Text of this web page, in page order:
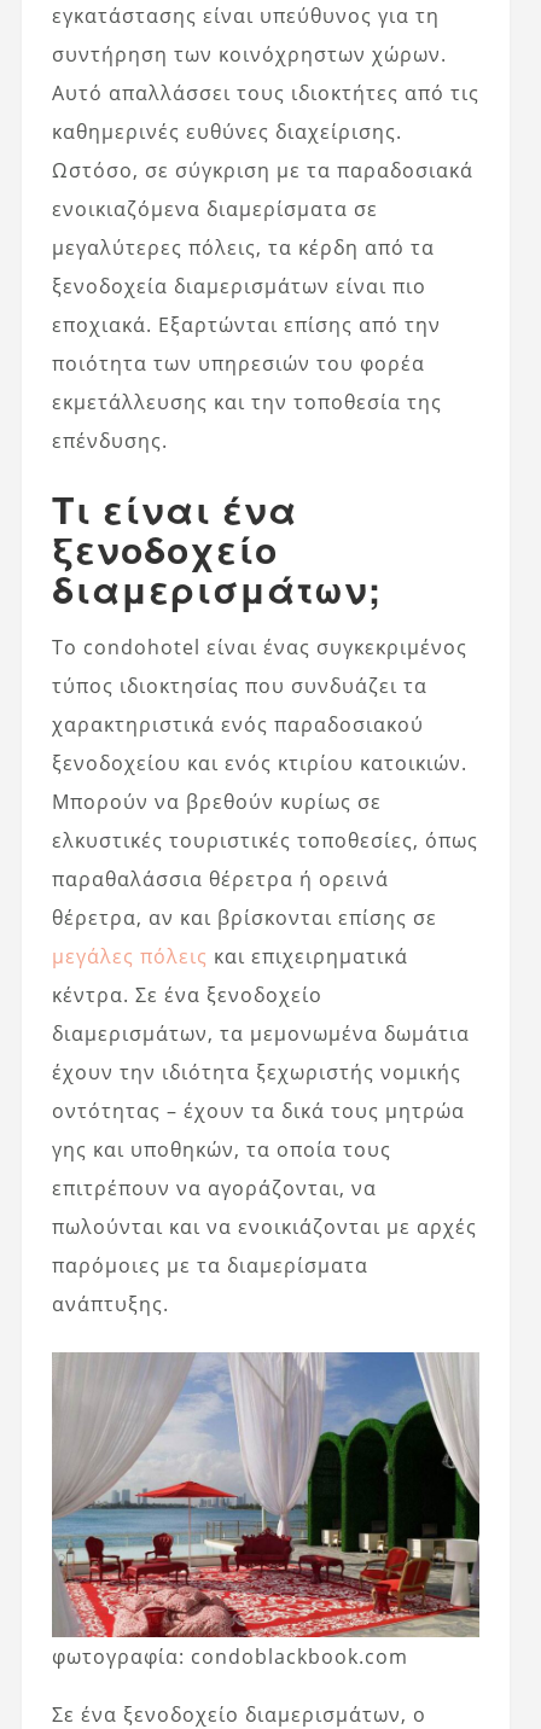
εγκατάστασης είναι υπεύθυνος για τη
συντήρηση των κοινόχρηστων χώρων.
Αυτό απαλλάσσει τους ιδιοκτήτες από τις
καθημερινές ευθύνες διαχείρισης.
Ωστόσο, σε σύγκριση με τα παραδοσιακά
ενοικιαζόμενα διαμερίσματα σε
μεγαλύτερες πόλεις, τα κέρδη από τα
ξενοδοχεία διαμερισμάτων είναι πιο
εποχιακά. Εξαρτώνται επίσης από την
ποιότητα των υπηρεσιών του φορέα
εκμετάλλευσης και την τοποθεσία της
επένδυσης.
Τι είναι ένα
ξενοδοχείο
διαμερισμάτων;
Το condohotel είναι ένας συγκεκριμένος
τύπος ιδιοκτησίας που συνδυάζει τα
χαρακτηριστικά ενός παραδοσιακού
ξενοδοχείου και ενός κτιρίου κατοικιών.
Μπορούν να βρεθούν κυρίως σε
ελκυστικές τουριστικές τοποθεσίες, όπως
παραθαλάσσια θέρετρα ή ορεινά
θέρετρα, αν και βρίσκονται επίσης σε
μεγάλες πόλεις και επιχειρηματικά
κέντρα. Σε ένα ξενοδοχείο
διαμερισμάτων, τα μεμονωμένα δωμάτια
έχουν την ιδιότητα ξεχωριστής νομικής
οντότητας – έχουν τα δικά τους μητρώα
γης και υποθηκών, τα οποία τους
επιτρέπουν να αγοράζονται, να
πωλούνται και να ενοικιάζονται με αρχές
παρόμοιες με τα διαμερίσματα
ανάπτυξης.
φωτογραφία: condoblackbook.com
Σε ένα ξενοδοχείο διαμερισμάτων, ο